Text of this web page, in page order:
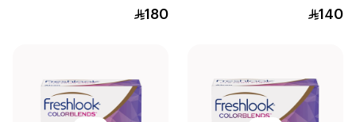
140
180